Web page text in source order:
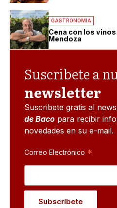
GASTRONOMIA
Cena con los
Mendoza
Suscribete a
newsletter
Suscribete gratis al
de Baco para recibir
novedades en su e-mail.
Correo Electrónico *